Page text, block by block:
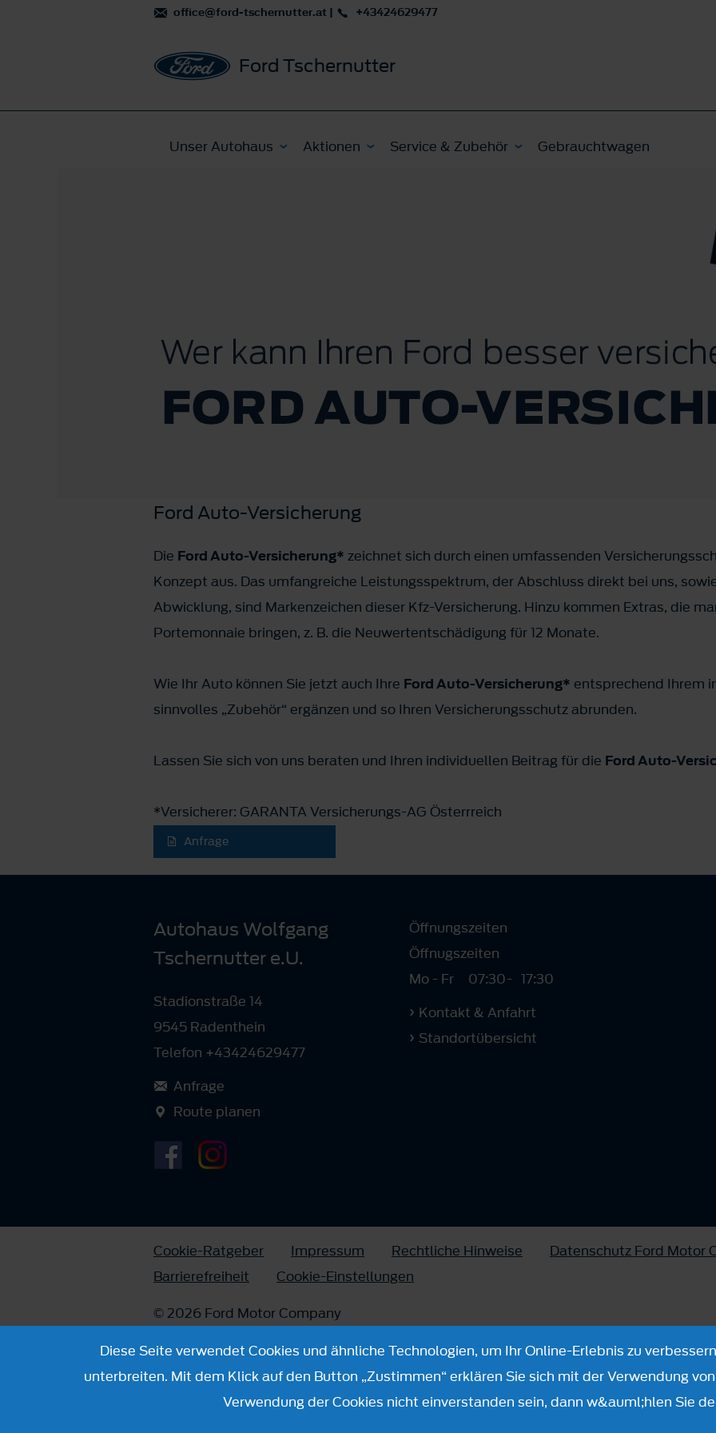
office@ford-tschernutter.at | +43424629477
Ford Tschernutter
Unser Autohaus Aktionen Service & Zubehör Gebrauchtwagen
Ford Auto-Versicherung
Die Ford Auto-Versicherung* zeichnet sich durch einen umfassenden
Konzept aus. Das umfangreiche Leistungsspektrum, der Abschluss direkt bei uns,
Abwicklung, sind Markenzeichen dieser Kfz-Versicherung. Hinzu kommen Extras, die
Portemonnaie bringen, z. B. die Neuwertentschädigung für 12 Monate.
Wie Ihr Auto können Sie jetzt auch Ihre Ford Auto-Versicherung* entsprechend Ihrem
sinnvolles „Zubehör“ ergänzen und so Ihren Versicherungsschutz abrunden.
Lassen Sie sich von uns beraten und Ihren individuellen Beitrag für die Ford Auto-
*Versicherer: GARANTA Versicherungs-AG Österrreich
Anfrage
Autohaus Wolfgang
Tschernutter e.U.
Stadionstraße 14
9545 Radenthein
Telefon +43424629477
Anfrage
Route planen
Öffnungszeiten
Öffnugszeiten
Mo - Fr
07:30- 17:30
Kontakt & Anfahrt
Standortübersicht
Cookie-Ratgeber Impressum Rechtliche Hinweise
Datenschutz Ford Motor
Barrierefreiheit
Cookie-Einstellungen
© 2026 Ford Motor Company
Diese Seite verwendet Cookies und ähnliche Technologien, um Ihr Online-Erlebnis zu
unterbreiten. Mit dem Klick auf den Button „Zustimmen“ erklären Sie sich mit der Verwendung
Verwendung der Cookies nicht einverstanden sein, dann w&auml;hlen Sie